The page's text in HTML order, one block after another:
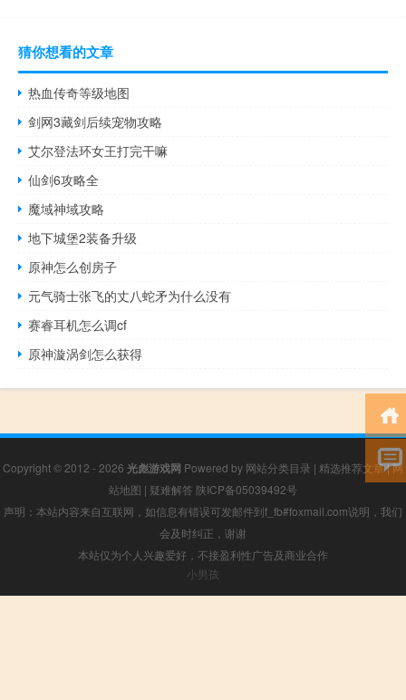
猜你想看的文章
热血传奇等级地图
剑网3藏剑后续宠物攻略
艾尔登法环女王打完干嘛
仙剑6攻略全
魔域神域攻略
地下城堡2装备升级
原神怎么创房子
元气骑士张飞的丈八蛇矛为什么没有
赛睿耳机怎么调cf
原神漩涡剑怎么获得
Copyright © 2012 - 2026 光彪游戏网 Powered by 网站分类目录 | 精选推荐文章|网
站地图 | 疑难解答 陕ICP备05039492号
声明：本站内容来自互联网，如信息有错误可发邮件到f_fb#foxmail.com说明，我们
会及时纠正，谢谢
本站仅为个人兴趣爱好，不接盈利性广告及商业合作
小男孩